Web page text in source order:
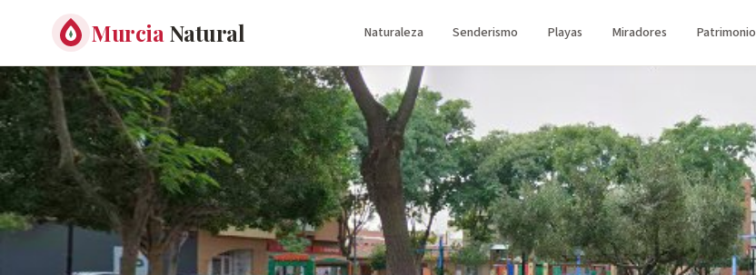
Murcia Natural Naturaleza Senderismo Playas Miradores Patrimonio